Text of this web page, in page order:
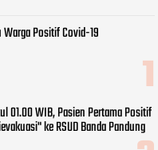
Positif Covid-19
01.00 WIB, Pasien Pertama Positif
ke RSUD Banda Pandung